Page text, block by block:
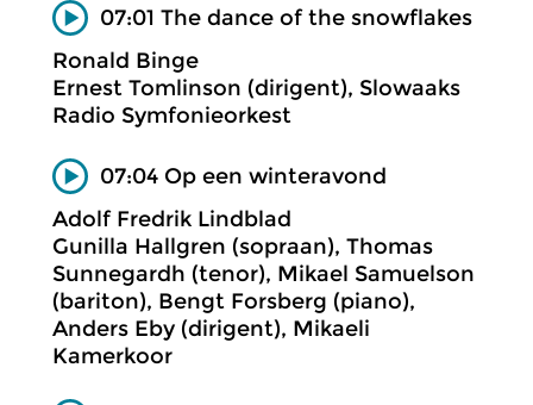
07:01 The dance of the snowflakes
Ronald Binge
Ernest Tomlinson (dirigent), Slowaaks
Radio Symfonieorkest
07:04 Op een winteravond
Adolf Fredrik Lindblad
Gunilla Hallgren (sopraan), Thomas
Sunnegardh (tenor), Mikael Samuelson
(bariton), Bengt Forsberg (piano),
Anders Eby (dirigent), Mikaeli
Kamerkoor